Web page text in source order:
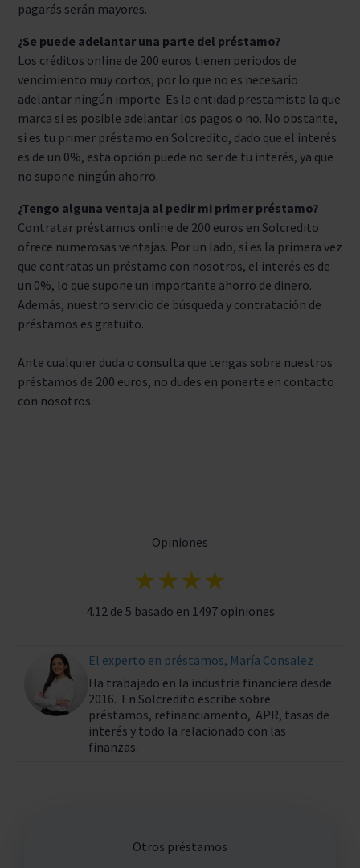
pagarás serán mayores.
¿Se puede adelantar una parte del préstamo?
Los créditos online de 200 euros tienen periodos de
vencimiento muy cortos, por lo que no es necesario
adelantar ningún importe. Es la entidad prestamista la que
marca si es posible adelantar los pagos o no. No obstante,
si es tu primer préstamo en Solcredito, dado que el interés
es de un 0%, esta opción puede no ser de tu interés, ya que
no supone ningún ahorro.
¿Tengo alguna ventaja al pedir mi primer préstamo?
Contratar préstamos online de 200 euros en Solcredito
ofrece numerosas ventajas. Por un lado, si es la primera vez
que contratas un préstamo con nosotros, el interés es de
un 0%, lo que supone un importante ahorro de dinero.
Además, nuestro servicio de búsqueda y contratación de
préstamos es gratuito.
Ante cualquier duda o consulta que tengas sobre nuestros
préstamos de 200 euros, no dudes en ponerte en contacto
con nosotros.
Opiniones
★★★★
4.12 de 5 basado en 1497 opiniones
El experto en préstamos, María Consalez
Ha trabajado en la industria financiera desde
2016. En Solcredito escribe sobre
préstamos, refinanciamento, APR, tasas de
interés y todo la relacionado con las
finanzas.
Otros préstamos